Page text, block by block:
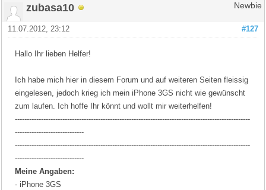
zubasa10 Newbie
#127
11.07.2012, 23:12
Hallo Ihr lieben Helfer!
Ich habe mich hier in diesem Forum und auf weiteren Seiten fleissig
eingelesen, jedoch krieg ich mein iPhone 3GS nicht wie gewünscht
zum laufen. Ich hoffe Ihr könnt und wollt mir weiterhelfen!
---------------------------------------------------------------------------------------------------
-----------------------------
---------------------------------------------------------------------------------------------------
-----------------------------
Meine Angaben:
- iPhone 3GS